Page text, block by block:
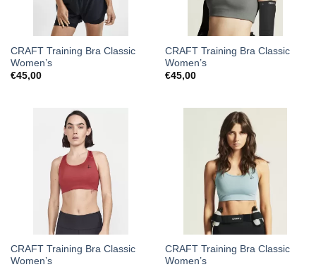
CRAFT Training Bra Classic
Women’s
€45,00
CRAFT Training Bra Classic
Women’s
€45,00
CRAFT Training Bra Classic
Women’s
CRAFT Training Bra Classic
Women’s